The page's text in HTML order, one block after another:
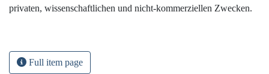
privaten, wissenschaftlichen und nicht-kommerziellen Zwecken.
Full item page